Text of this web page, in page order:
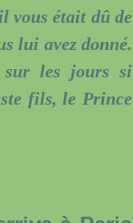
vous était dû de
lui avez donné.
sur les jours si
fils, le Prince